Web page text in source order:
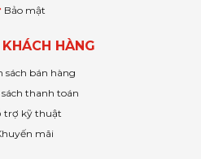
Bảo mật
HÀNG
sách bán hàng
thanh toán
trợ kỹ thuật
mãi